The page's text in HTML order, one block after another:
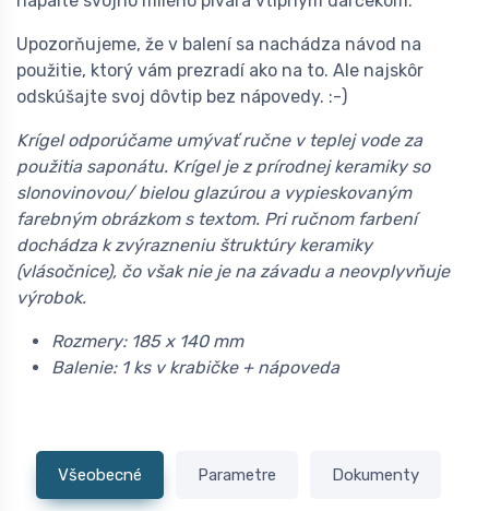
Upozorňujeme, že v balení sa nachádza návod na
použitie, ktorý vám prezradí ako na to. Ale najskôr
odskúšajte svoj dôvtip bez nápovedy. :-)
Krígel odporúčame umývať ručne v teplej vode za
použitia saponátu. Krígel je z prírodnej keramiky so
slonovinovou/ bielou glazúrou a vypieskovaným
farebným obrázkom s textom. Pri ručnom farbení
dochádza k zvýrazneniu štruktúry keramiky
(vlásočnice), čo však nie je na závadu a neovplyvňuje
výrobok.
Rozmery: 185 x 140 mm
Balenie: 1 ks v krabičke + nápoveda
Všeobecné Parametre Dokumenty